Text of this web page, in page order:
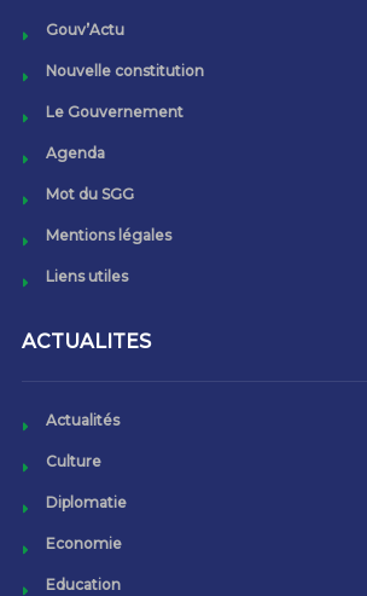
Gouv’Actu
Nouvelle constitution
Le Gouvernement
Agenda
Mot du SGG
Mentions légales
Liens utiles
ACTUALITES
Actualités
Culture
Diplomatie
Economie
Education